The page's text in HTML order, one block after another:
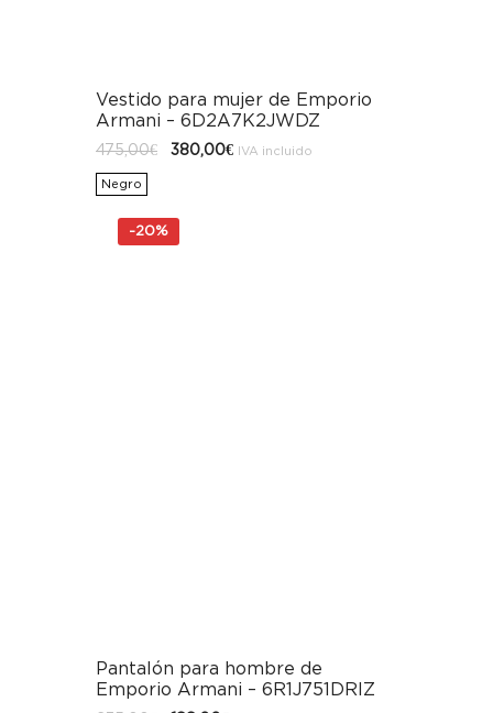
Vestido para mujer de Emporio
Armani – 6D2A7K2JWDZ
475,00€
El380,00€ElIVA incluido
Negro
-20%
Pantalón para hombre de
Emporio Armani – 6R1J751DRIZ